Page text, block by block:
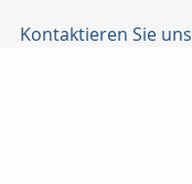
Kontaktieren Sie uns